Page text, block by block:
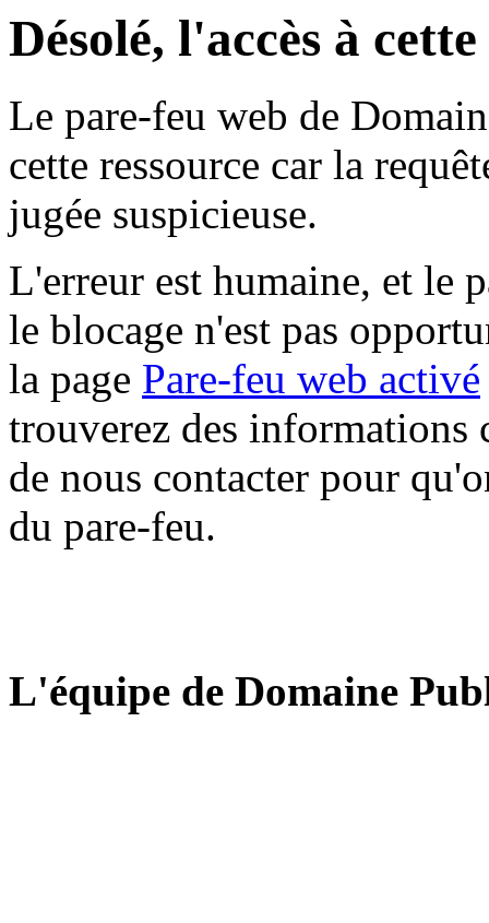
Désolé, l'accès à
Le pare-feu web de
cette ressource car la
jugée suspicieuse.
L'erreur est humaine, et le
le blocage n'est pas
la page Pare-feu web activé
trouverez des informations
de nous contacter pour
du pare-feu.
L'équipe de Domaine